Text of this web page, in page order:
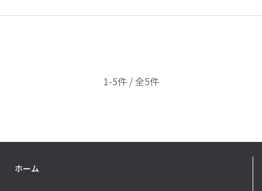
1-5件 / 全5件
ホーム